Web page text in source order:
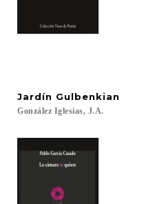
Jardín Gulbenkian
González Iglesias, J.A.